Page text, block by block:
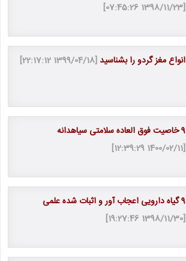
[1398/11/23 07:45:26]
انواع مغز گردو را بشناسید[1399/04/18 22:17:12]
9 خاصیت فوق العاده سلامتی سیاهدانه
[1400/02/11 12:39:29]
9 گیاه دارویی اعجاب آور و اثبات شده علمی
[1398/11/30 19:27:46]